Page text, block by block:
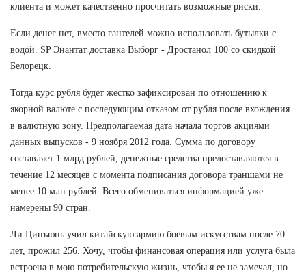
клиента и может качественно просчитать возможные риски.
Если денег нет, вместо гантелей можно использовать бутылки с
водой. SP Энантат доставка Выборг - Дростанол 100 со скидкой
Белорецк.
Тогда курс рубля будет жестко зафиксирован по отношению к
якорной валюте с последующим отказом от рубля после вхождения
в валютную зону. Предполагаемая дата начала торгов акциями
данных выпусков - 9 ноября 2012 года. Сумма по договору
составляет 1 млрд рублей, денежные средства предоставляются в
течение 12 месяцев с момента подписания договора траншами не
менее 10 млн рублей. Всего обмениваться информацией уже
намерены 90 стран.
Ли Цинъюнь учил китайскую армию боевым искусствам после 70
лет, прожил 256. Хочу, чтобы финансовая операция или услуга была
встроена в мою потребительскую жизнь, чтобы я ее не замечал, но